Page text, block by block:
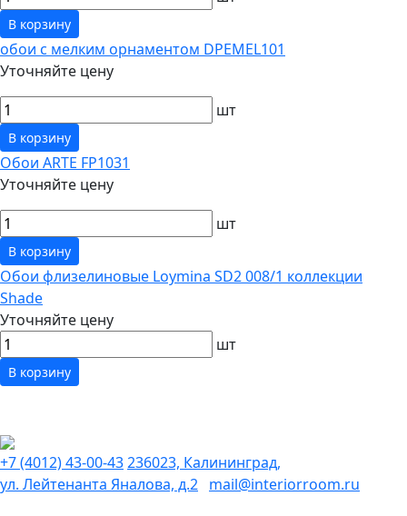
В корзину
обои с мелким орнаментом DPEMEL101
Уточняйте цену
шт
В корзину
Обои ARTE FP1031
Уточняйте цену
шт
В корзину
Обои флизелиновые Loymina SD2 008/1 коллекции
Shade
Уточняйте цену
шт
В корзину
+7 (4012) 43-00-43236023, Калининград,
ул. Лейтенанта Яналова, д.2 mail@interiorroom.ru